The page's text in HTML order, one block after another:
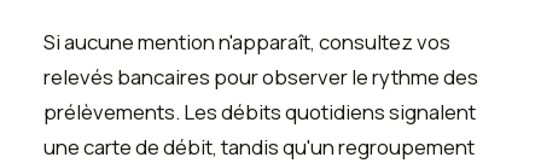
Si aucune mention n'apparaît, consultez vos
relevés bancaires pour observer le rythme des
prélèvements. Les débits quotidiens signalent
une carte de débit, tandis qu'un regroupement